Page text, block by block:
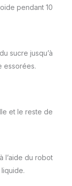
pendant 10
sucre jusqu’à
essorées.
et le reste de
l’aide du robot